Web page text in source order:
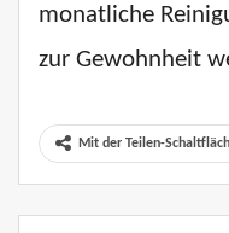
monatliche
zur Gewohnheit
Mit der Teilen-